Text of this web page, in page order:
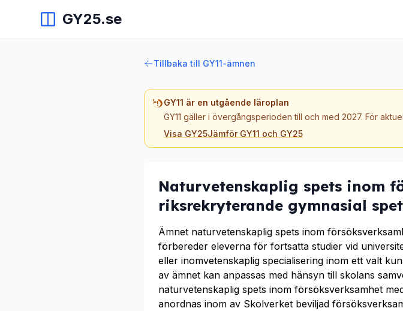
GY25.se
Tillbaka till GY11-ämnen
GY11 är en utgående läroplan
GY11 gäller i övergångsperioden till och med 2027. För
Visa GY25Jämför GY11 och GY25
Naturvetenskaplig spets inom
riksrekryterande gymnasial
Ämnet naturvetenskaplig spets inom
förbereder eleverna för fortsatta studier vid
eller inomvetenskaplig specialisering inom ett valt
av ämnet kan anpassas med hänsyn till skolans
naturvetenskaplig spets inom försöksverksamhet
anordnas inom av Skolverket beviljad